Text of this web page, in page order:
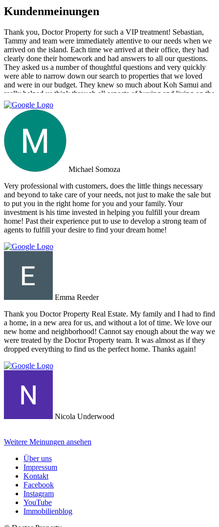
Kundenmeinungen
Thank you, Doctor Property for such a VIP treatment! Sebastian,
Tammy and team were immediately attentive to our needs when we
arrived on the island. Each time we arrived at their office, they had
clearly done their homework and had answers to all our questions.
They asked us a number of thoughtful questions and very quickly
were able to narrow down our search to properties that we loved
and were in our budget. They knew so much about Koh Samui and
really helped us think through all aspects of buying and living on the
island. They were tireless in their assistance and even picked us up
numerous times from our hotel to take us around to properties and
took us out to a beautiful lunch overlooking the island. If you are
looking for an intelligent, savvy, genuine set of people who truly
want to find the perfect house for you, I strongly suggest Doctor
Property. Note: the other two main agencies on the island we had
spoken to from the US and one of them totally blew us off when we
arrived on the island as they had other larger clients there at the time.
We were shocked that we would fly all the way there only to be
turned away and ignored when we arrived. The other agency set us
up with a personal friend who didn’t even work for the agency.
After this dismal experience with the two other agencies, we were
so happy to find Doctor Property.
Michael Somoza
Very professional with customers, does the little things necessary
and beyond to take care of your needs, not just to make the sale but
to put you in the right home for you and your family. Your
investment is his time invested in helping you fulfill your dream
home! Past their experience put to use to develop a strong team of
agents to fulfill your desire to find your dream home!
Emma Reeder
Thank you Doctor Property Real Estate. My family and I had to find
a home, in a new area for us, and without a lot of time. We love our
new home and neighborhood! Cannot say enough about the way we
were treated by the Doctor Property team. It was almost as if they
dropped everything to find us the perfect home. Thanks again!
Nicola Underwood
Weitere Meinungen ansehen
Über uns
Impressum
Kontakt
Facebook
Instagram
YouTube
Immobilienblog